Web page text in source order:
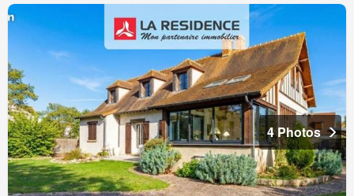
4 Photos